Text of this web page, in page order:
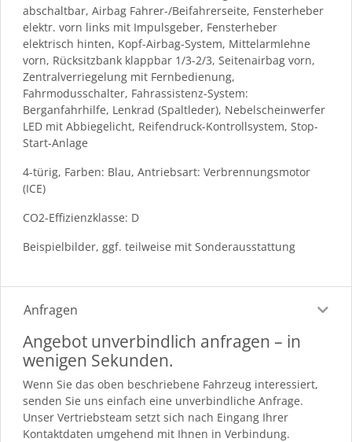
abschaltbar, Airbag Fahrer-/Beifahrerseite, Fensterheber
elektr. vorn links mit Impulsgeber, Fensterheber
elektrisch hinten, Kopf-Airbag-System, Mittelarmlehne
vorn, Rücksitzbank klappbar 1/3-2/3, Seitenairbag vorn,
Zentralverriegelung mit Fernbedienung,
Fahrmodusschalter, Fahrassistenz-System:
Berganfahrhilfe, Lenkrad (Spaltleder), Nebelscheinwerfer
LED mit Abbiegelicht, Reifendruck-Kontrollsystem, Stop-
Start-Anlage
4-türig, Farben: Blau, Antriebsart: Verbrennungsmotor
(ICE)
CO2-Effizienzklasse: D
Beispielbilder, ggf. teilweise mit Sonderausstattung
Anfragen
Angebot unverbindlich anfragen – in
wenigen Sekunden.
Wenn Sie das oben beschriebene Fahrzeug interessiert,
senden Sie uns einfach eine unverbindliche Anfrage.
Unser Vertriebsteam setzt sich nach Eingang Ihrer
Kontaktdaten umgehend mit Ihnen in Verbindung.